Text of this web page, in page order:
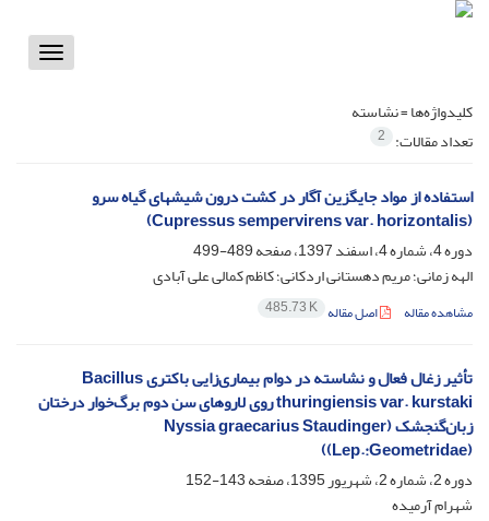
Toggle
کلیدواژه‌ها =نشاسته
تعداد مقالات: 2
استفاده از مواد جایگزین آگار در کشت درون شیشه‏ای گیاه سرو
(Cupressus sempervirens var. horizontalis)
دوره 4، شماره 4، اسفند 1397، صفحه
489-499
الهه زمانی؛ مریم دهستانی اردکانی؛ کاظم کمالی علی آبادی
مشاهده مقاله اصل مقاله 485.73 K
تأثیر زغال فعال و نشاسته در دوام بیماری‌زایی باکتری Bacillus
thuringiensis var. kurstaki روی لاروهای سن دوم برگ‌خوار درختان
زبان‌گنجشک (Nyssia graecarius Staudinger
(Lep.:Geometridae))
دوره 2، شماره 2، شهریور 1395، صفحه
143-152
شهرام آرمیده